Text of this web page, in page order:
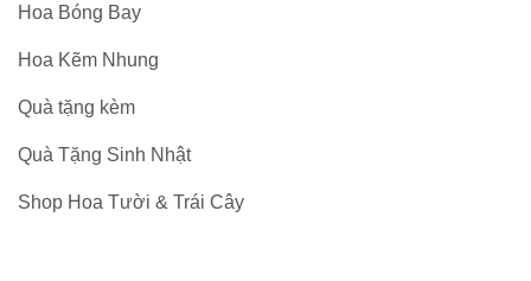
Hoa Bóng Bay
Hoa Kẽm Nhung
Quà tặng kèm
Quà Tặng Sinh Nhật
Shop Hoa Tười & Trái Cây